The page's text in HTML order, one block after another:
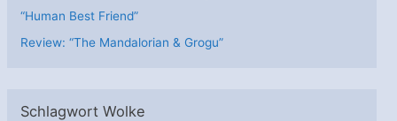
“Human Best Friend”
Review: “The Mandalorian & Grogu”
Schlagwort Wolke